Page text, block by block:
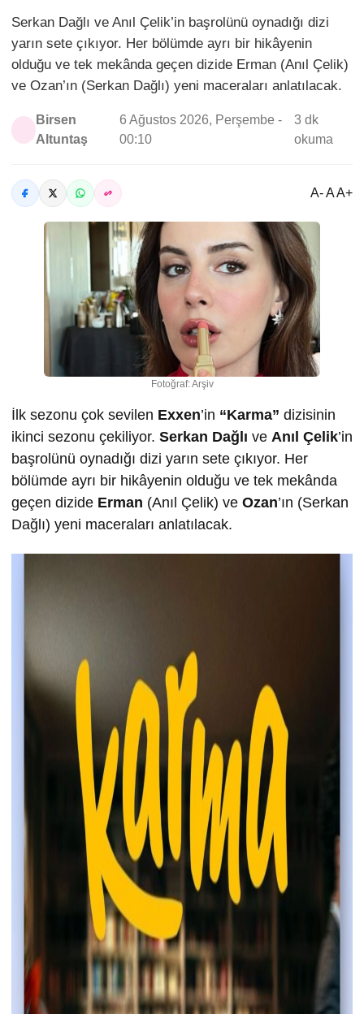
Serkan Dağlı ve Anıl Çelik’in başrolünü oynadığı dizi
yarın sete çıkıyor. Her bölümde ayrı bir hikâyenin
olduğu ve tek mekânda geçen dizide Erman (Anıl Çelik)
ve Ozan’ın (Serkan Dağlı) yeni maceraları anlatılacak.
Birsen
Altuntaş
6 Ağustos 2026, Perşembe -
00:10
3 dk
okuma
A- A A+
Fotoğraf: Arşiv
İlk sezonu çok sevilen Exxen’in “Karma” dizisinin
ikinci sezonu çekiliyor. Serkan Dağlı ve Anıl Çelik’in
başrolünü oynadığı dizi yarın sete çıkıyor. Her
bölümde ayrı bir hikâyenin olduğu ve tek mekânda
geçen dizide Erman (Anıl Çelik) ve Ozan’ın (Serkan
Dağlı) yeni maceraları anlatılacak.